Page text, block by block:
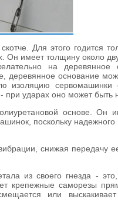
Для этого годится
имеет толщину около
на деревянное
основание
сервомашинки
при ударах оно может быть
основе.
поскольку надежного
снижая передачу
из своего гнезда -
крепежные саморезы
или выскакивает